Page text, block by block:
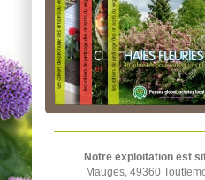
Notre exploitation est
Mauges, 49360